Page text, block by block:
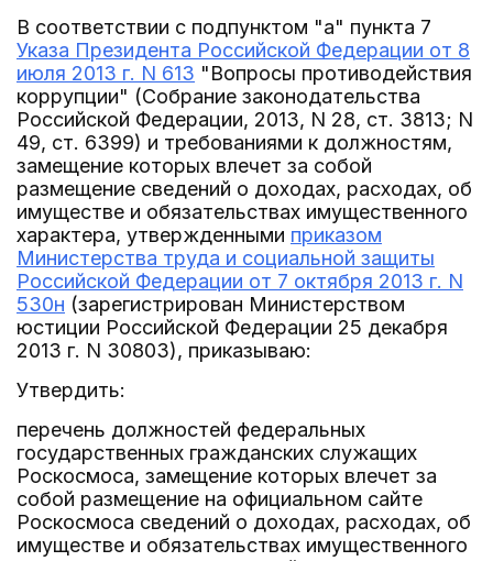
В соответствии с подпунктом "а" пункта 7
Указа Президента Российской Федерации от 8
июля 2013 г. N 613 "Вопросы противодействия
коррупции" (Собрание законодательства
Российской Федерации, 2013, N 28, ст. 3813; N
49, ст. 6399) и требованиями к должностям,
замещение которых влечет за собой
размещение сведений о доходах, расходах, об
имуществе и обязательствах имущественного
характера, утвержденными приказом
Министерства труда и социальной защиты
Российской Федерации от 7 октября 2013 г. N
530н (зарегистрирован Министерством
юстиции Российской Федерации 25 декабря
2013 г. N 30803), приказываю:
Утвердить:
перечень должностей федеральных
государственных гражданских служащих
Роскосмоса, замещение которых влечет за
собой размещение на официальном сайте
Роскосмоса сведений о доходах, расходах, об
имуществе и обязательствах имущественного